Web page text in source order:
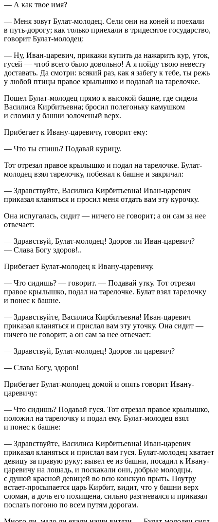
— А как твое имя?
— Меня зовут Булат-молодец. Сели они на коней и поехали
в путь-дорогу; как только приехали в тридесятое государство,
говорит Булат-молодец:
— Ну, Иван-царевич, прикажи купить да нажарить кур, уток,
гусей — чтоб всего было довольно! А я пойду твою невесту
доставать. Да смотри: всякий раз, как я забегу к тебе, ты режь
у любой птицы правое крылышко и подавай на тарелочке.
Пошел Булат-молодец прямо к высокой башне, где сидела
Василиса Кирбитьевна; бросил полегоньку камушком
и сломил у башни золоченый верх.
Прибегает к Ивану-царевичу, говорит ему:
— Что ты спишь? Подавай курицу.
Тот отрезал правое крылышко и подал на тарелочке. Булат-
молодец взял тарелочку, побежал к башне и закричал:
— Здравствуйте, Василиса Кирбитьевна! Иван-царевич
приказал кланяться и просил меня отдать вам эту курочку.
Она испугалась, сидит — ничего не говорит; а он сам за нее
отвечает:
— Здравствуй, Булат-молодец! Здоров ли Иван-царевич?
— Слава Богу здоров!..
Прибегает Булат-молодец к Ивану-царевичу.
— Что сидишь? — говорит. — Подавай утку. Тот отрезал
правое крылышко, подал на тарелочке. Булат взял тарелочку
и понес к башне.
— Здравствуйте, Василиса Кирбитьевна! Иван-царевич
приказал кланяться и прислал вам эту уточку. Она сидит —
ничего не говорит; а он сам за нее отвечает:
— Здравствуй, Булат-молодец! Здоров ли царевич?
— Слава Богу, здоров!
Прибегает Булат-молодец домой и опять говорит Ивану-
царевичу:
— Что сидишь? Подавай гуся. Тот отрезал правое крылышко,
положил на тарелочку и подал ему. Булат-молодец взял
и понес к башне:
— Здравствуйте, Василиса Кирбитьевна! Иван-царевич
приказал кланяться и прислал вам гуся. Булат-молодец хватает
девицу за правую руку; вывел ее из башни, посадил к Ивану-
царевичу на лошадь, и поскакали они, добрые молодцы,
с душой красной девицей во всю конскую прыть. Поутру
встает-просыпается царь Кирбит, видит, что у башни верх
сломан, а дочь его похищена, сильно разгневался и приказал
послать погоню по всем путям дорогам.